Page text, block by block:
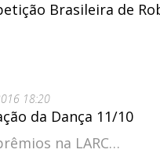
Brasileira de
18:20
da Dança 11/10
na LARC…